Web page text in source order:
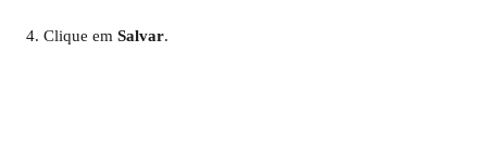
Clique em Salvar.